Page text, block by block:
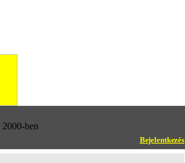
2000-ben
Bejelentkezés